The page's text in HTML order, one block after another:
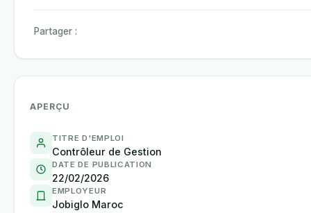
Partager :
APERÇU
TITRE D'EMPLOI
Contrôleur de Gestion
DATE DE PUBLICATION
22/02/2026
EMPLOYEUR
Jobiglo Maroc